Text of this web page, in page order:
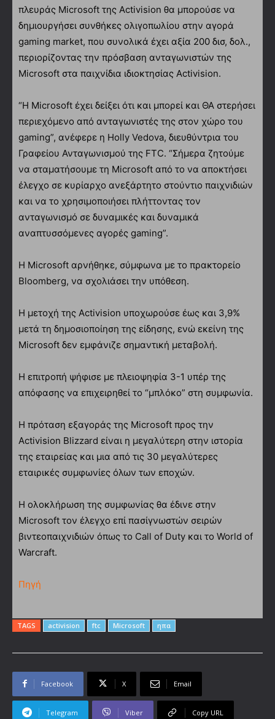
πλευράς Microsoft της Activision θα μπορούσε να
δημιουργήσει συνθήκες ολιγοπωλίου στην αγορά
gaming market, που συνολικά έχει αξία 200 δισ, δολ.,
περιορίζοντας την πρόσβαση ανταγωνιστών της
Microsoft στα παιχνίδια ιδιοκτησίας Activision.
“H Microsoft έχει δείξει ότι και μπορεί και ΘΑ στερήσει
περιεχόμενο από ανταγωνιστές της στον χώρο του
gaming”, ανέφερε η Holly Vedova, διευθύντρια του
Γραφείου Ανταγωνισμού της FTC. “Σήμερα ζητούμε
να σταματήσουμε τη Microsoft από το να αποκτήσει
έλεγχο σε κυρίαρχο ανεξάρτητο στούντιο παιχνιδιών
και να το χρησιμοποιήσει πλήττοντας τον
ανταγωνισμό σε δυναμικές και δυναμικά
αναπτυσσόμενες αγορές gaming”.
Η Microsoft αρνήθηκε, σύμφωνα με το πρακτορείο
Bloomberg, να σχολιάσει την υπόθεση.
Η μετοχή της Activision υποχωρούσε έως και 3,9%
μετά τη δημοσιοποίηση της είδησης, ενώ εκείνη της
Microsoft δεν εμφάνιζε σημαντική μεταβολή.
Η επιτροπή ψήφισε με πλειοψηφία 3-1 υπέρ της
απόφασης να επιχειρηθεί το “μπλόκο” στη συμφωνία.
Η πρόταση εξαγοράς της Microsoft προς την
Activision Blizzard είναι η μεγαλύτερη στην ιστορία
της εταιρείας και μια από τις 30 μεγαλύτερες
εταιρικές συμφωνίες όλων των εποχών.
Η ολοκλήρωση της συμφωνίας θα έδινε στην
Microsoft τον έλεγχο επί πασίγνωστών σειρών
βιντεοπαιχνιδιών όπως το Call of Duty και το World of
Warcraft.
Πηγή
TAGS activision ftc Microsoft ηπα
Facebook X Email
Telegram Viber Copy URL